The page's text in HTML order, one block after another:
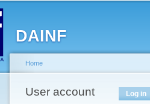
DAINF
You are here
Home
User account
Primary tabs Log in